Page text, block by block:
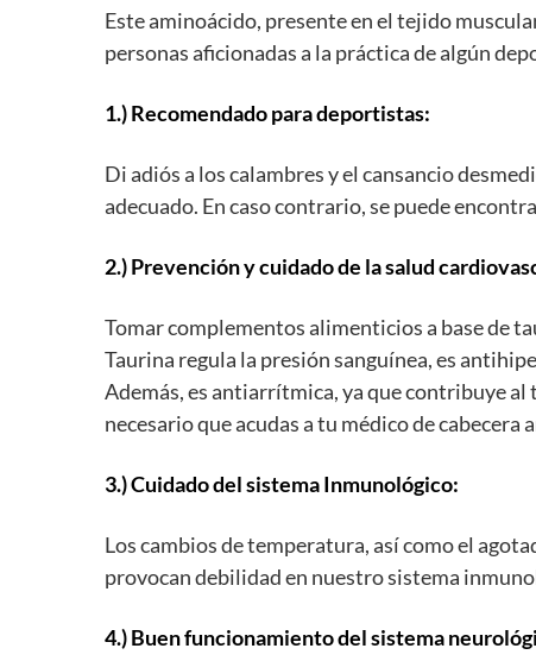
Este aminoácido, presente en el tejido
personas aficionadas a la práctica de algún
1.) Recomendado para deportistas:
Di adiós a los calambres y el cansancio
adecuado. En caso contrario, se puede
2.) Prevención y cuidado de la salud
Tomar complementos alimenticios a base de
Taurina regula la presión sanguínea, es
Además, es antiarrítmica, ya que contribuye al
necesario que acudas a tu médico de
3.) Cuidado del sistema Inmunológico:
Los cambios de temperatura, así como el
provocan debilidad en nuestro sistema
4.) Buen funcionamiento del sistema